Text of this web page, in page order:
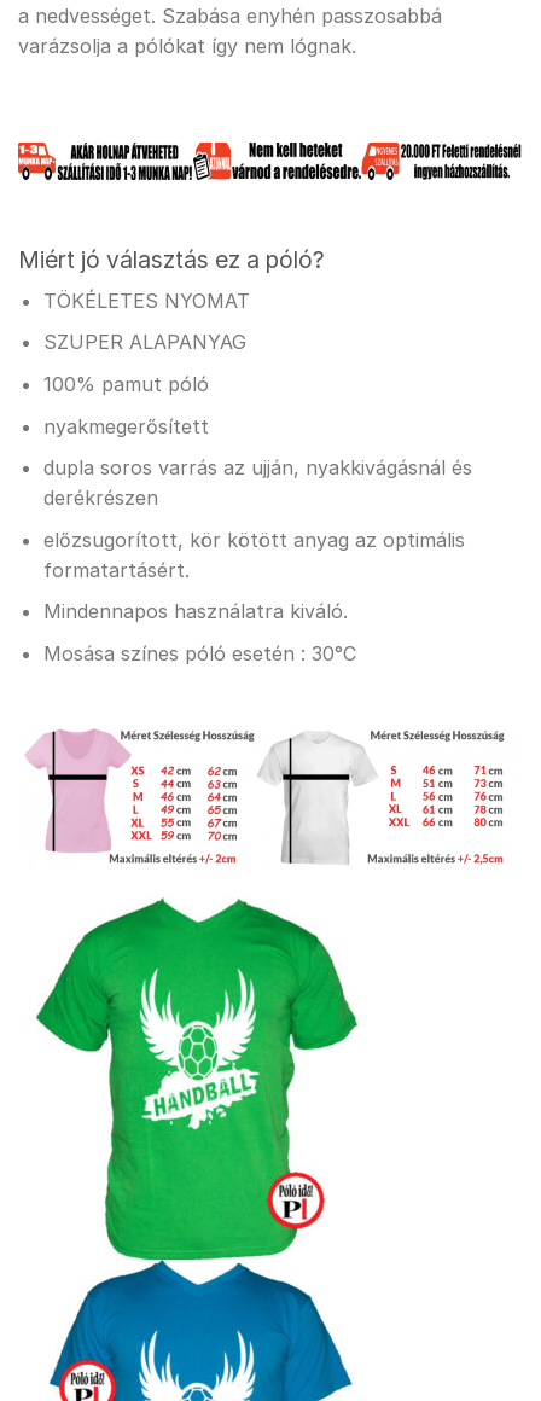
a nedvességet. Szabása enyhén passzosabbá
varázsolja a pólókat így nem lógnak.
Miért jó választás ez a póló?
TÖKÉLETES NYOMAT
SZUPER ALAPANYAG
100% pamut póló
nyakmegerősített
dupla soros varrás az ujján, nyakkivágásnál és
derékrészen
előzsugorított, kör kötött anyag az optimális
formatartásért.
Mindennapos használatra kiváló.
Mosása színes póló esetén : 30°C